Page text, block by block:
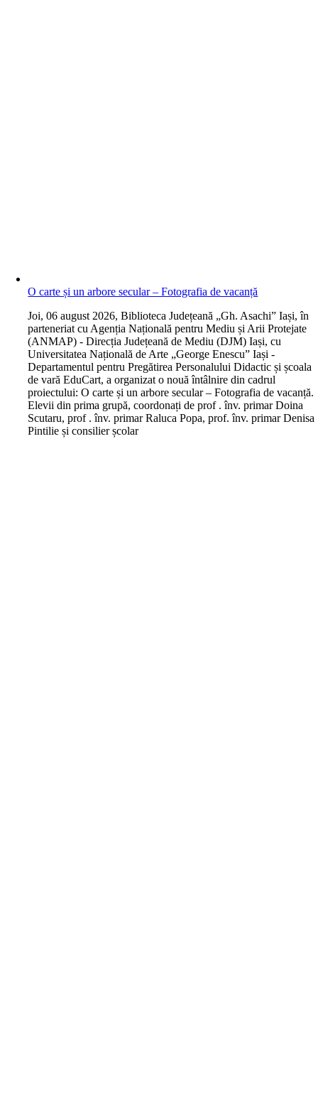
O carte și un arbore secular – Fotografia de vacanță
Joi, 06 august 2026, Biblioteca Județeană „Gh. Asachi” Iași, în
parteneriat cu Agenția Națională pentru Mediu și Arii Protejate
(ANMAP) - Direcția Județeană de Mediu (DJM) Iași, cu
Universitatea Națională de Arte „George Enescu” Iași -
Departamentul pentru Pregătirea Personalului Didactic și școala
de vară EduCart, a organizat o nouă întâlnire din cadrul
proiectului: O carte și un arbore secular – Fotografia de vacanță.
Elevii din prima grupă, coordonați de prof . înv. primar Doina
Scutaru, prof . înv. primar Raluca Popa, prof. înv. primar Denisa
Pintilie și consilier școlar